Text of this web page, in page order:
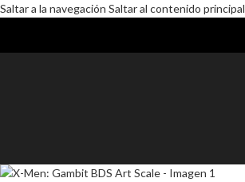
Saltar a la navegación Saltar al contenido principal